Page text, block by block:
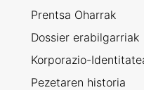
Prentsa Oharrak
Dossier erabilgarriak
Korporazio-
Pezetaren historia